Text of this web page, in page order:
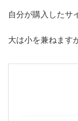
自分が購入したサ
大は小を兼ねます